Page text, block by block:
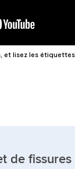
lisez les
de fissures